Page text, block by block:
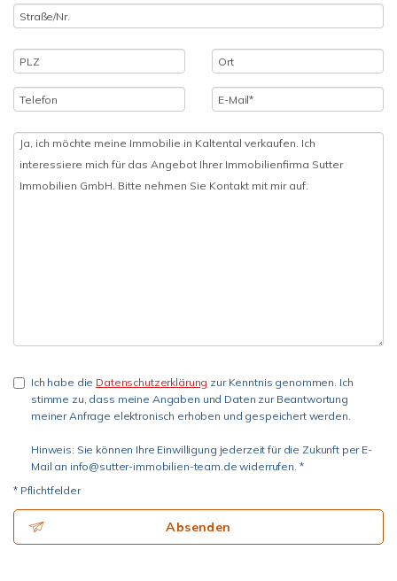
Ich habe die Datenschutzerklärung zur Kenntnis genommen. Ich
stimme zu, dass meine Angaben und Daten zur Beantwortung
meiner Anfrage elektronisch erhoben und gespeichert werden.
Hinweis: Sie können Ihre Einwilligung jederzeit für die Zukunft per E-
Mail an info@sutter-immobilien-team.de widerrufen. *
* Pflichtfelder
Absenden